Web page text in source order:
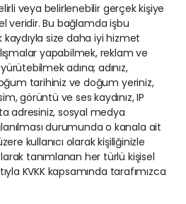
veya belirlenebilir gerçek kişiye
veridir. Bu bağlamda işbu
kaydıyla size daha iyi hizmet
yapabilmek, reklam ve
adına; adınız,
tarihiniz ve doğum yeriniz,
görüntü ve ses kaydınız, IP
adresiniz, sosyal medya
durumunda o kanala ait
kullanıcı olarak kişiliğinizle
tanımlanan her türlü kişisel
KVKK kapsamında tarafımızca